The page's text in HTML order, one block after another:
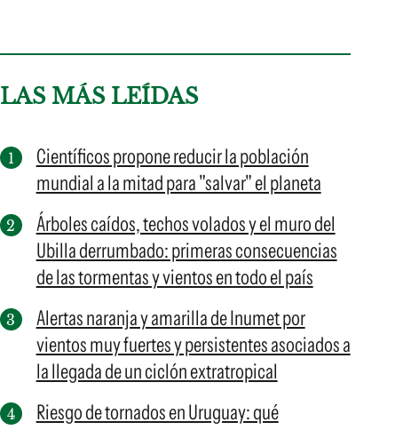
LAS MÁS LEÍDAS
Científicos propone reducir la población
mundial a la mitad para "salvar" el planeta
Árboles caídos, techos volados y el muro del
Ubilla derrumbado: primeras consecuencias
de las tormentas y vientos en todo el país
Alertas naranja y amarilla de Inumet por
vientos muy fuertes y persistentes asociados a
la llegada de un ciclón extratropical
Riesgo de tornados en Uruguay: qué